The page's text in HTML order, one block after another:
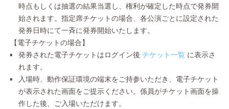
時点もしくは抽選の結果当選し、権利が確定した時点で発券開
始されます。指定席チケットの場合、各公演ごとに設定された
発券日時にて一斉に発券開始いたします。
【電子チケットの場合】
発券された電子チケットはログイン後 チケット一覧 に表示さ
れます。
入場時、動作保証環境の端末をご持参いただき、電子チケット
が表示された画面をご提示ください。係員がチケット画面を操
作した後、ご入場いただけます。